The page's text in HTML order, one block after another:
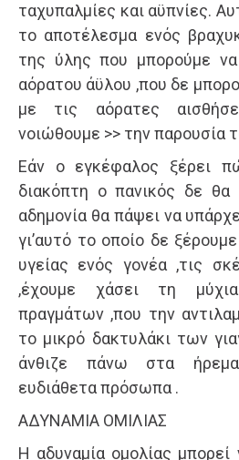
ταχυπαλμίες και αϋπνίες.
το αποτέλεσμα ενός
της ύλης που μπορούμε να
αόρατου άϋλου ,που δε
με τις αόρατες
νοιώθουμε >> την παρουσία
Εάν ο εγκέφαλος ξέρει
διακόπτη ο πανικός δε θα
αδημονία θα πάψει να
γι’αυτό το οποίο δε
υγείας ενός γονέα ,τις
,έχουμε χάσει τη
πραγμάτων ,που την
το μικρό δακτυλάκι των
άνθιζε πάνω στα
ευδιάθετα πρόσωπα .
ΑΔΥΝΑΜΙΑ ΟΜΙΛΙΑΣ
Η αδυναμία ομολίας μπορεί